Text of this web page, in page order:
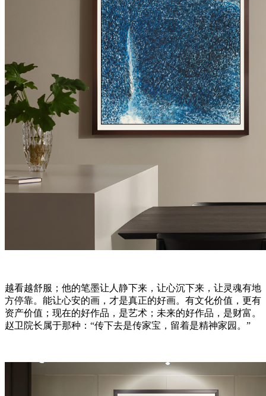
越看越舒服；他的笔墨让人静下来，让心沉下来，让灵魂有地
方停靠。能让心安的画，才是真正的好画。有文化价值，更有
资产价值；现在的好作品，是艺术；未来的好作品，是财富。
赵卫院长属于那种：“传下去是传家宝，留着是精神家园。”